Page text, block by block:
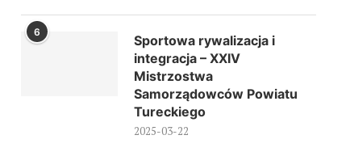
6
Sportowa rywalizacja i
integracja – XXIV
Mistrzostwa
Samorządowców Powiatu
Tureckiego
2025-03-22